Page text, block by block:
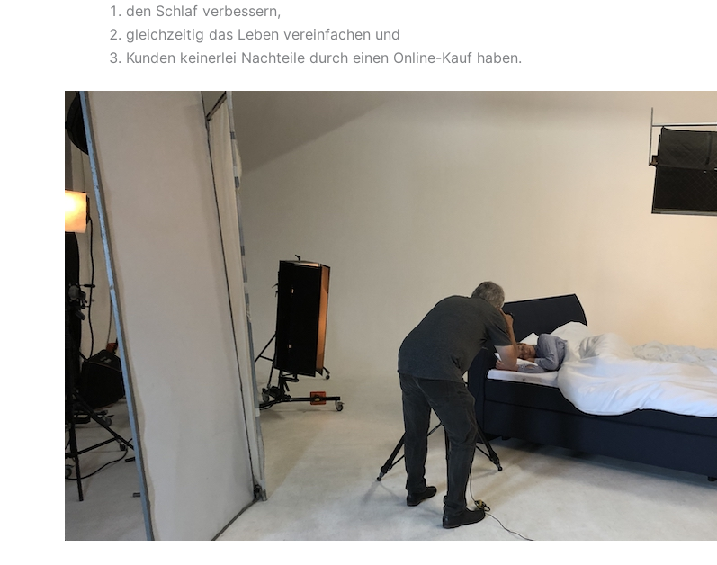
den Schlaf verbessern,
gleichzeitig das Leben vereinfachen und
Kunden keinerlei Nachteile durch einen Online-Kauf haben.